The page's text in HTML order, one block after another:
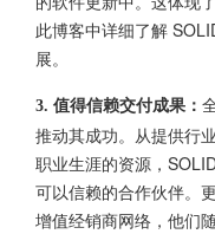
此博客中详细了解
展。
3. 值得信赖交付成果：
推动其成功。从提供行
职业生涯的资源，
可以信赖的合作伙伴。
增值经销商网络，他们